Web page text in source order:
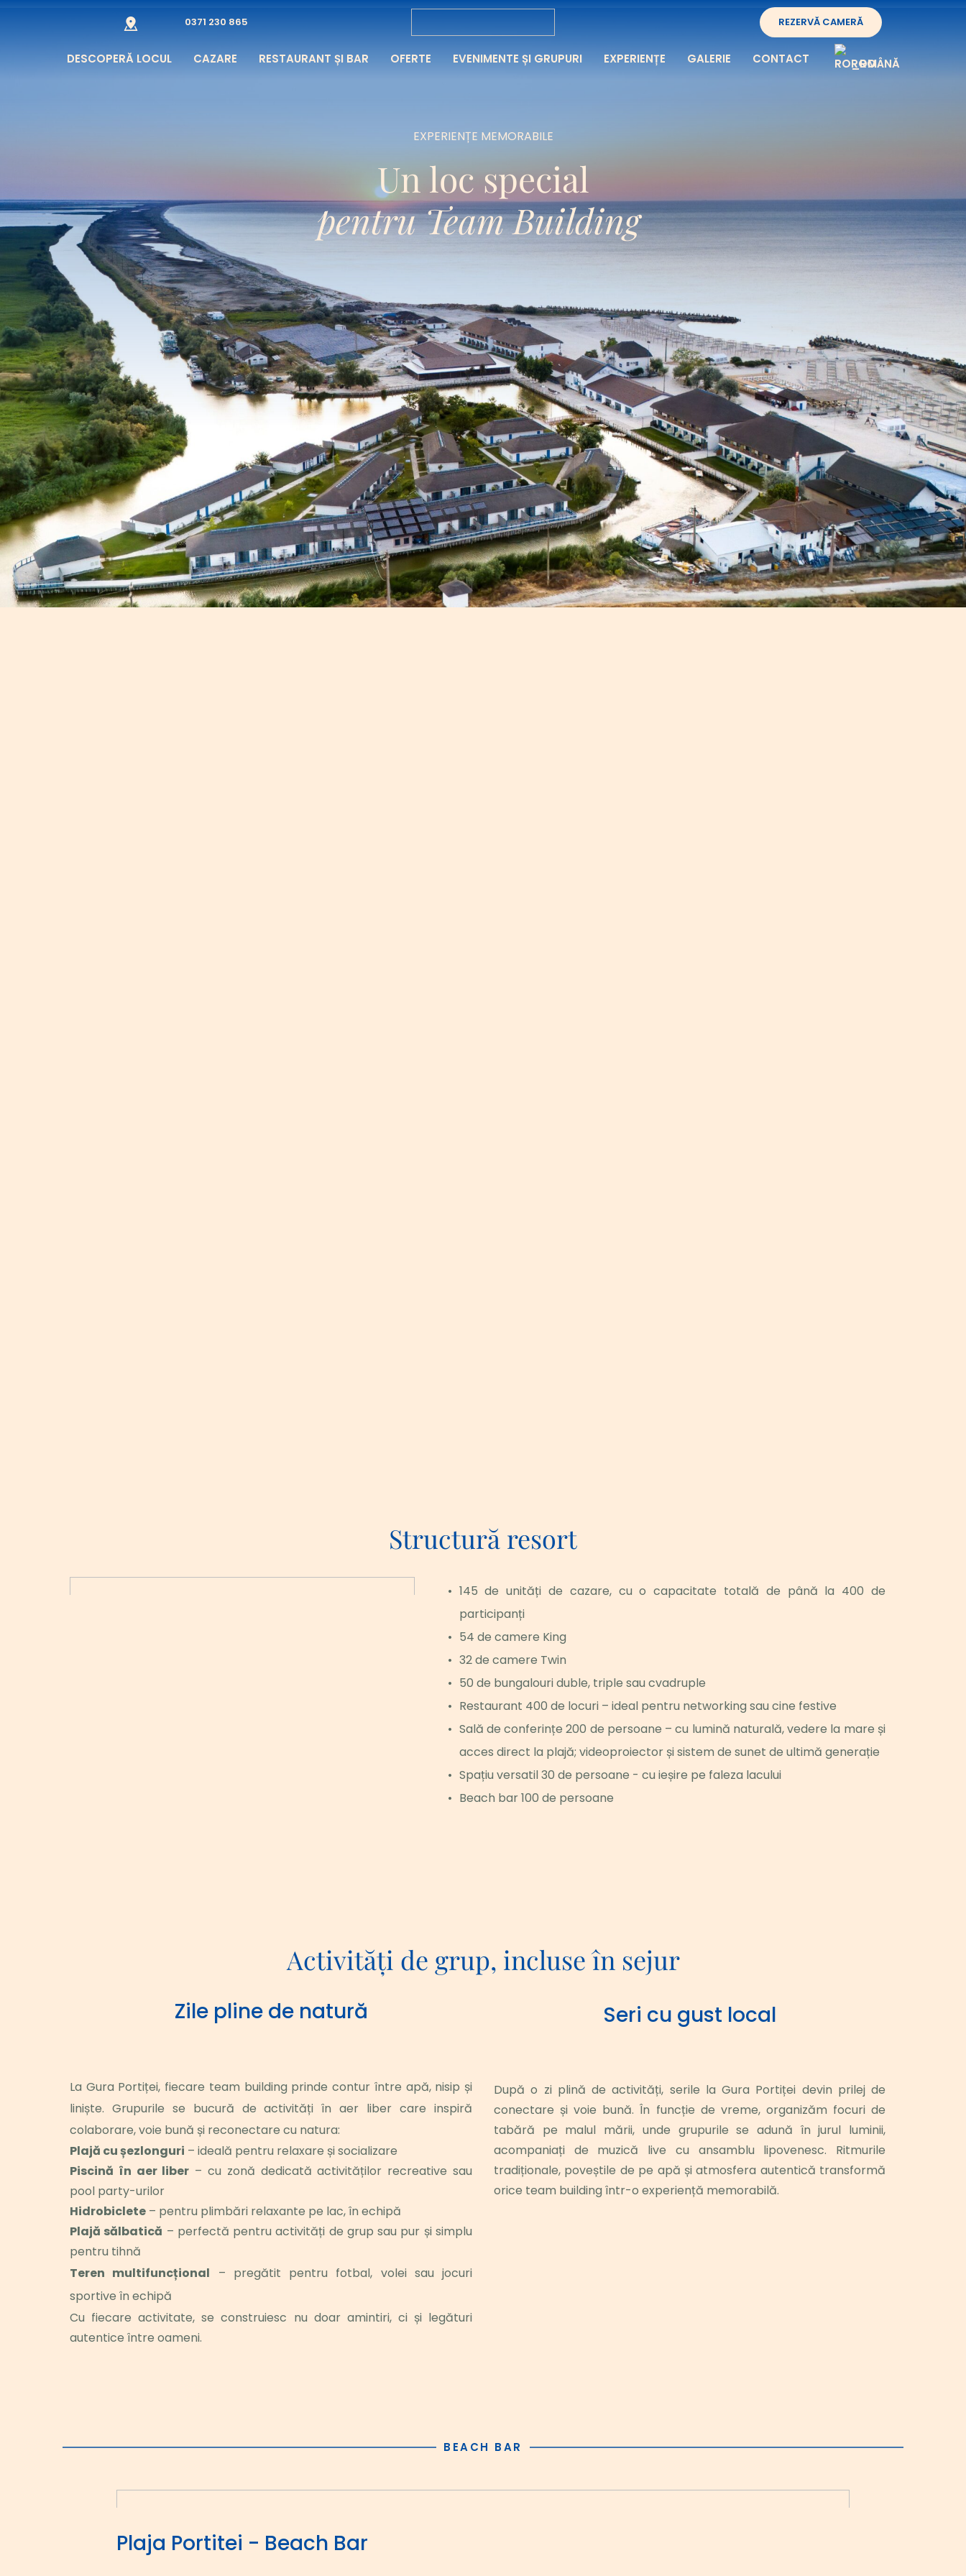
0371 230 865 REZERVĂ CAMERĂ
DESCOPERĂ LOCUL CAZARE RESTAURANT ȘI BAR OFERTE EVENIMENTE ȘI GRUPURI EXPERIENȚE GALERIE CONTACT ROMÂNĂ
EXPERIENȚE MEMORABILE
Un loc special
pentru Team Building
Structură resort
145 de unități de cazare, cu o capacitate totală de până la 400 de
participanți
54 de camere King
32 de camere Twin
50 de bungalouri duble, triple sau cvadruple
Restaurant 400 de locuri – ideal pentru networking sau cine festive
Sală de conferințe 200 de persoane – cu lumină naturală, vedere la mare și
acces direct la plajă; videoproiector și sistem de sunet de ultimă generație
Spațiu versatil 30 de persoane - cu ieșire pe faleza lacului
Beach bar 100 de persoane
Activități de grup, incluse în sejur
Zile pline de natură
La Gura Portiței, fiecare team building prinde contur între apă, nisip și
liniște. Grupurile se bucură de activități în aer liber care inspiră
colaborare, voie bună și reconectare cu natura:
Plajă cu șezlonguri – ideală pentru relaxare și socializare
Piscină în aer liber – cu zonă dedicată activităților recreative sau
pool party-urilor
Hidrobiclete – pentru plimbări relaxante pe lac, în echipă
Plajă sălbatică – perfectă pentru activități de grup sau pur și simplu
pentru tihnă
Teren multifuncțional – pregătit pentru fotbal, volei sau jocuri
sportive în echipă
Cu fiecare activitate, se construiesc nu doar amintiri, ci și legături
autentice între oameni.
Seri cu gust local
După o zi plină de activități, serile la Gura Portiței devin prilej de
conectare și voie bună. În funcție de vreme, organizăm focuri de
tabără pe malul mării, unde grupurile se adună în jurul luminii,
acompaniați de muzică live cu ansamblu lipovenesc. Ritmurile
tradiționale, poveștile de pe apă și atmosfera autentică transformă
orice team building într-o experiență memorabilă.
BEACH BAR
Plaja Portitei - Beach Bar